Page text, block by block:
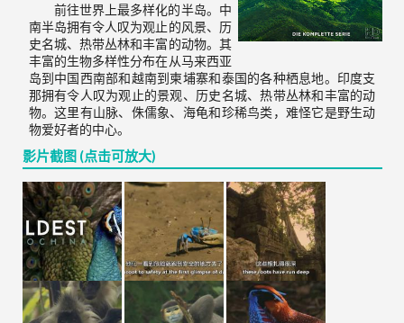
前往世界上最多样化的半岛。中
南半岛拥有令人叹为观止的风景、历
史名城、热带丛林和丰富的动物。其
丰富的生物多样性分布在从马来西亚
岛到中国西南部和越南到柬埔寨和泰国的各种栖息地。印度支
那拥有令人叹为观止的景观、历史名城、热带丛林和丰富的动
物。这里有山脉、侏儒象、海龟和珍稀鸟类，难怪它是野生动
物爱好者的中心。
影片截图 (点击可放大)